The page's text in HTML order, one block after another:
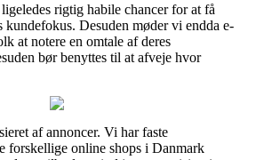
rigtig habile chancer for at få
kundefokus. Desuden møder vi endda e-
at notere en omtale af deres
bør benyttes til at afveje hvor
af annoncer. Vi har faste
forskellige online shops i Danmark